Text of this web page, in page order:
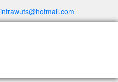
intrawuts@hotmail.com